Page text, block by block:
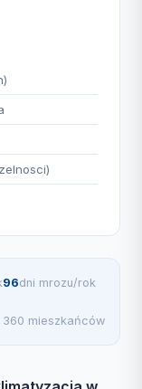
96dni mrozu/rok
360 mieszkańców